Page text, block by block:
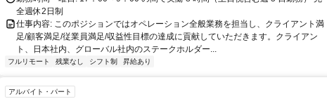
全週休2日制
仕事内容: このポジションではオペレーション全般業務を担当し、クライアント満
足/顧客満足/従業員満足/収益性目標の達成に貢献していただきます。クライアン
ト、日本社内、グローバル社内のステークホルダー...
フルリモート 残業なし シフト制 昇給あり
アルバイト・パート